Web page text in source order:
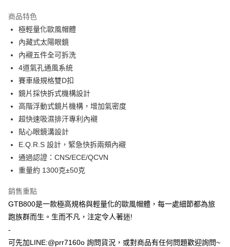
ATM付款
運送方式
全家取貨付款(安全帽一頂以上請選宅配)
每筆NT$60，滿NT$1,000(含以上)免運費
7-11取貨付款(安全帽一頂以上請選宅配)
每筆NT$60，滿NT$1,000(含以上)免運費
宅配
每筆NT$100，滿NT$1,000(含以上)免運費
商品特色
極輕量化歐風帽體
內藏式太陽眼鏡
內襯五件全可拆洗
4道氣孔通風系統
賽車級規格雙D扣
鏡片採快拆式機構設計
高階浮動式鏡片機構，增加氣密度
超快速吸濕排汗專利內襯
貼心眼鏡溝設計
E.Q.R.S 設計，緊急快拆兩頰內襯
通過認證：CNS/ECE/QCVN
重量約 1300克±50克
銷售重點
GTB800是一款極高規格與輕量化的歐風帽體，每一處細節都為旅
跑族群而生。生而不凡，注定令人著迷!
-
可先加LINE:@prr7160o 詢問貨況，或對商品有任何問題歡迎詢問~